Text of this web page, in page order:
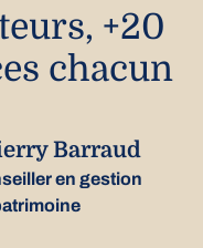
+20
chacun
Barraud
en gestion